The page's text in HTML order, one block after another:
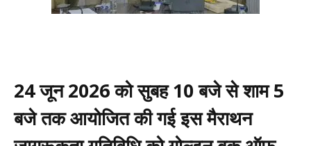
24 जून 2026 को सुबह 10 बजे से शाम 5
बजे तक आयोजित की गई इस मैराथन